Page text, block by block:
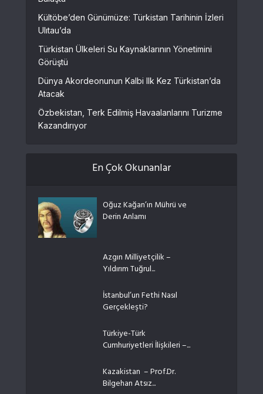
Kültöbe’den Günümüze: Türkistan Tarihinin İzleri
Ulıtau’da
Türkistan Ülkeleri Su Kaynaklarının Yönetimini
Görüştü
Dünya Akordeonunun Kalbi Ilk Kez Türkistan’da
Atacak
Özbekistan, Terk Edilmiş Havaalanlarını Turizme
Kazandırıyor
En Çok Okunanlar
Oğuz Kağan’ın Mührü ve
Derin Anlamı
Azgın Milliyetçilik –
Yıldırım Tuğrul...
İstanbul’un Fethi Nasıl
Gerçekleşti?
Türkiye-Türk
Cumhuriyetleri İlişkileri –...
Kazakistan – Prof.Dr.
Bilgehan Atsız...